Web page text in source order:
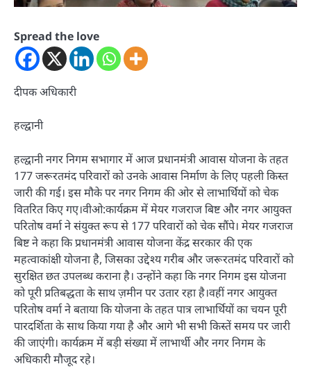
Spread the love
दीपक अधिकारी
हल्द्वानी
हल्द्वानी नगर निगम सभागार में आज प्रधानमंत्री आवास योजना के तहत
177 जरूरतमंद परिवारों को उनके आवास निर्माण के लिए पहली किस्त
जारी की गई। इस मौके पर नगर निगम की ओर से लाभार्थियों को चेक
वितरित किए गए।वीओ:कार्यक्रम में मेयर गजराज बिष्ट और नगर आयुक्त
परितोष वर्मा ने संयुक्त रूप से 177 परिवारों को चेक सौंपे। मेयर गजराज
बिष्ट ने कहा कि प्रधानमंत्री आवास योजना केंद्र सरकार की एक
महत्वाकांक्षी योजना है, जिसका उद्देश्य गरीब और जरूरतमंद परिवारों को
सुरक्षित छत उपलब्ध कराना है। उन्होंने कहा कि नगर निगम इस योजना
को पूरी प्रतिबद्धता के साथ ज़मीन पर उतार रहा है।वहीं नगर आयुक्त
परितोष वर्मा ने बताया कि योजना के तहत पात्र लाभार्थियों का चयन पूरी
पारदर्शिता के साथ किया गया है और आगे भी सभी किस्तें समय पर जारी
की जाएंगी। कार्यक्रम में बड़ी संख्या में लाभार्थी और नगर निगम के
अधिकारी मौजूद रहे।